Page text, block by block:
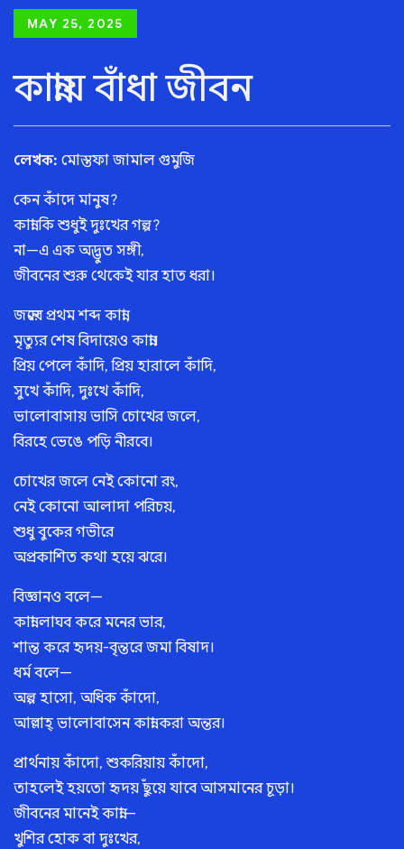
Posted
MAY 25, 2025
কান্নায় বাঁধা জীবন
লেখক: মোস্তফা জামাল গুমুজি
কেন কাঁদে মানুষ?
কান্না কি শুধুই দুঃখের গল্প?
না—এ এক অদ্ভুত সঙ্গী,
জীবনের শুরু থেকেই যার হাত ধরা।
জন্মের প্রথম শব্দ কান্না,
মৃত্যুর শেষ বিদায়েও কান্না।
প্রিয় পেলে কাঁদি, প্রিয় হারালে কাঁদি,
সুখে কাঁদি, দুঃখে কাঁদি,
ভালোবাসায় ভাসি চোখের জলে,
বিরহে ভেঙে পড়ি নীরবে।
চোখের জলে নেই কোনো রং,
নেই কোনো আলাদা পরিচয়,
শুধু বুকের গভীরে
অপ্রকাশিত কথা হয়ে ঝরে।
বিজ্ঞানও বলে—
কান্না লাঘব করে মনের ভার,
শান্ত করে হৃদয়-বৃন্তরে জমা বিষাদ।
ধর্ম বলে—
অল্প হাসো, অধিক কাঁদো,
আল্লাহ্‌ ভালোবাসেন কান্না করা অন্তর।
প্রার্থনায় কাঁদো, শুকরিয়ায় কাঁদো,
তাহলেই হয়তো হৃদয় ছুঁয়ে যাবে আসমানের চূড়া।
জীবনের মানেই কান্না—
খুশির হোক বা দুঃখের,